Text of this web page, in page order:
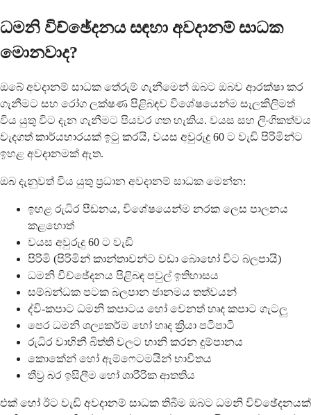
ධමනි විච්ඡේදනය සඳහා අවදානම් සාධක
මොනවාද?
ඔබේ අවදානම් සාධක තේරුම් ගැනීමෙන් ඔබට ඔබව ආරක්ෂා කර
ගැනීමට සහ රෝග ලක්ෂණ පිළිබඳව විශේෂයෙන්ම සැලකිලිමත්
විය යුතු විට දැන ගැනීමට පියවර ගත හැකිය. වයස සහ ලිංගිකත්වය
වැදගත් කාර්යභාරයක් ඉටු කරයි, වයස අවුරුදු 60 ට වැඩි පිරිමින්ට
ඉහළ අවදානමක් ඇත.
ඔබ දැනුවත් විය යුතු ප්‍රධාන අවදානම් සාධක මෙන්න:
ඉහළ රුධිර පීඩනය, විශේෂයෙන්ම නරක ලෙස පාලනය
කළහොත්
වයස අවුරුදු 60 ට වැඩි
පිරිමි (පිරිමින් කාන්තාවන්ට වඩා බොහෝ විට බලපායි)
ධමනි විච්ඡේදනය පිළිබඳ පවුල් ඉතිහාසය
සම්බන්ධක පටක බලපාන ජානමය තත්වයන්
ද්වි-කපාට ධමනි කපාටය හෝ වෙනත් හෘද කපාට ගැටලු
පෙර ධමනි ශල්‍යකර්ම හෝ හෘද ක්‍රියා පටිපාටි
රුධිර වාහිනී බිත්ති වලට හානි කරන දුම්පානය
කොකේන් හෝ ඇම්ෆෙටමයින් භාවිතය
තීව්‍ර බර ඉසිලීම හෝ ශාරීරික ආතතිය
එක් හෝ ඊට වැඩි අවදානම් සාධක තිබීම ඔබට ධමනි විච්ඡේදනයක්